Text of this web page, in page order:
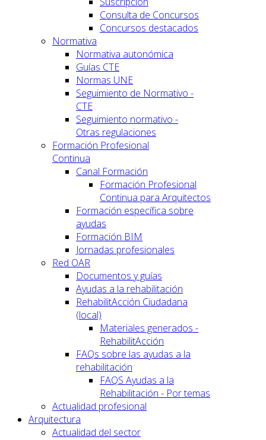
Consulta de Concursos
Concursos destacados
Normativa
Normativa autonómica
Guías CTE
Normas UNE
Seguimiento de Normativo -
CTE
Seguimiento normativo -
Otras regulaciones
Formación Profesional
Continua
Canal Formación
Formación Profesional
Continua para Arquitectos
Formación específica sobre
ayudas
Formación BIM
Jornadas profesionales
Red OAR
Documentos y guías
Ayudas a la rehabilitación
RehabilitAcción Ciudadana
(local)
Materiales generados -
RehabilitAcción
FAQs sobre las ayudas a la
rehabilitación
FAQS Ayudas a la
Rehabilitación - Por temas
Actualidad profesional
Arquitectura
Actualidad del sector